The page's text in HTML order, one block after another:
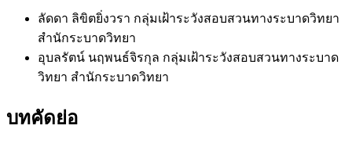
ลัดดา ลิขิตยิ่งวรา กลุ่มเฝ้าระวังสอบสวนทางระบาดวิทยา
สำนักระบาดวิทยา
อุบลรัตน์ นฤพนธ์จิรกุล กลุ่มเฝ้าระวังสอบสวนทางระบาด
วิทยา สำนักระบาดวิทยา
บทคัดย่อ